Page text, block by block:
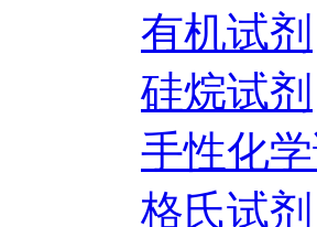
有机试剂
硅烷试剂
手性化学
格氏试剂